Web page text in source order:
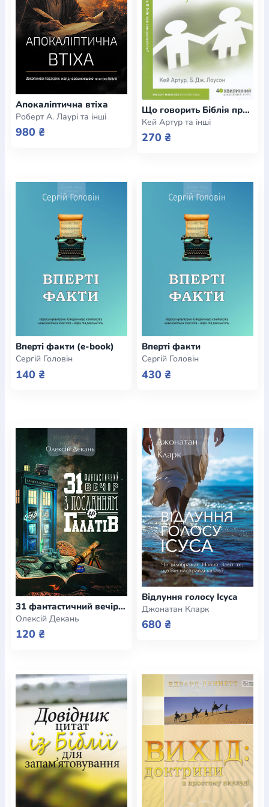
Богослов`яШлюб і сім`яЮдаїзм
Супутні товари
ПеріодикаАудіоРучки кулькові Відео
Галантерея
Закладки для книг Футболки Брелоки СумкиБіжутерія
Щоденники / щотижневики Вироби з дерева
Вироби з кераміки і глини
Вироби з сріблаКартини
Шкіряні вироби МагнітиМеталеві
виробиМіні-лампиНаклейки Настільні ігриПакети
подарунковіПлакати Пластмасові виробиХустки
Подарункові картки
Розвиваючі ігриРепринти
Зошити Фотокартини Чохли на Библії
За додатковою інформацією дзвоніть за номером:
(097) 880-6379
Апокаліптична втіха
Роберт А. Лаурі та інші
980 ₴
Що говорить Біблія про сексуальність? 6-ти тижнева навчальна програма
Кей Артур та інші
270 ₴
Вперті факти (e-book)
Сергій Головін
140 ₴
Вперті факти
Сергій Головін
430 ₴
31 фантастичний вечір з Посланням до галатів
Олексій Декань
120 ₴
Відлуння голосу Ісуса
Джонатан Кларк
680 ₴